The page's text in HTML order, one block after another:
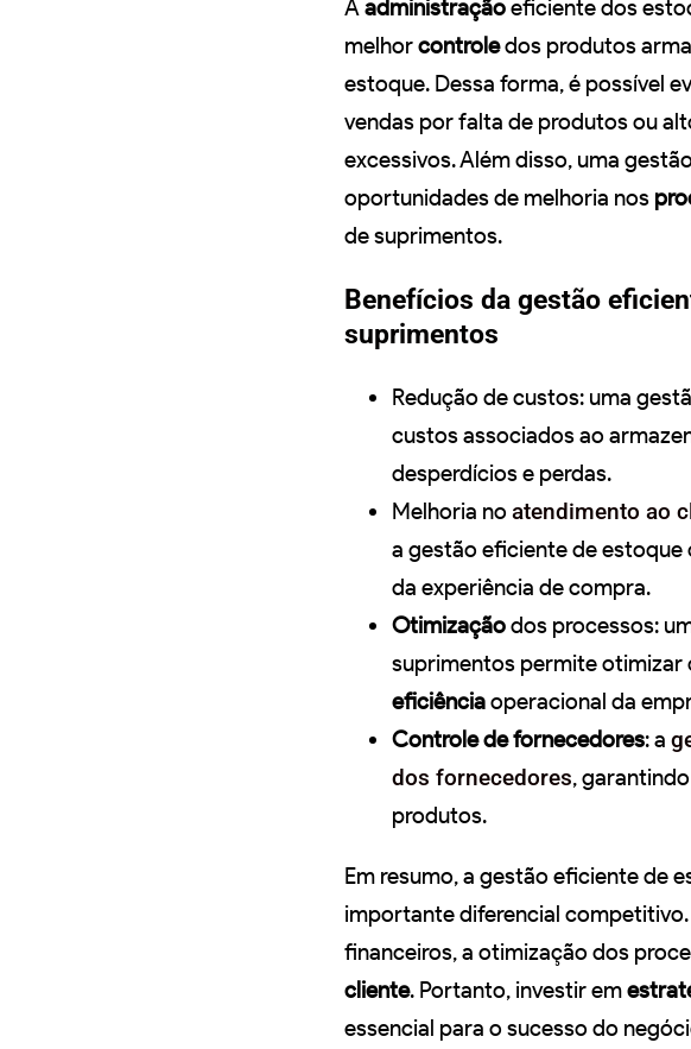
Aadministraçãoeficiente dos
melhorcontroledos produtos
estoque. Dessa forma, é possível
vendas por falta de produtos ou
excessivos. Além disso, uma
oportunidades de melhoria nos
de suprimentos.
Benefícios da gestão
suprimentos
Redução de custos: uma
custos associados ao
desperdícios e perdas.
Melhoria no atendimento ao
a gestão eficiente de estoque
da experiência de compra.
Otimizaçãodos processos:
suprimentos permite otimizar
eficiênciaoperacional da
Controle de fornecedores: a
dos fornecedores,
produtos.
Em resumo, a gestão eficiente de
importante diferencial
financeiros, a otimização dos
cliente. Portanto, investir em
essencial para o sucesso do